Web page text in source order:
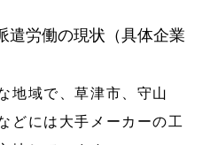
遣労働の現状（具体企業
地域で、草津市、守山
どには大手メーカーの工